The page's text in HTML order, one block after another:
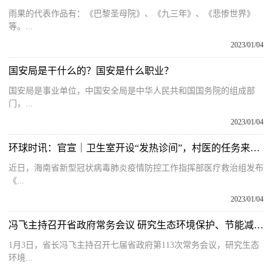
雨果的代表作品有：《巴黎圣母院》、《九三年》、《悲惨世界》
等。...
2023/01/04
国安局是干什么的？国安是什么职业？
国安局是事业单位，中国安全局是中华人民共和国国务院的组成部
门，...
2023/01/04
环球时讯：官宣｜卫生室开设“发热诊间”，村医的任务来了！
近日，海南省新型冠状病毒肺炎疫情防控工作指挥部医疗救治组发布
《...
2023/01/04
冯飞主持召开省政府常务会议 研究生态环境保护、节能减排等工作
1月3日，省长冯飞主持召开七届省政府第113次常务会议，研究生态
环境...